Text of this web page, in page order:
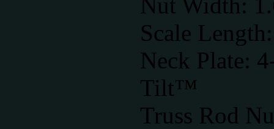
Scale
Neck Plate:
Tilt™
Truss Rod